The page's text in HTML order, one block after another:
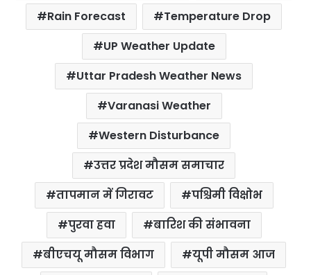
k
p
s
t
Rain Forecast
Temperature Drop
UP Weather Update
Uttar Pradesh Weather News
Varanasi Weather
Western Disturbance
उत्तर प्रदेश मौसम समाचार
तापमान में गिरावट
पश्चिमी विक्षोभ
पुरवा हवा
बारिश की संभावना
बीएचयू मौसम विभाग
यूपी मौसम आज